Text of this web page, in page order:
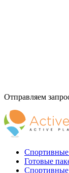
Отправляем
Готовые